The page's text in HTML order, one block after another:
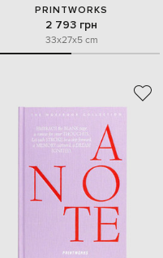
PRINTWORKS
2 793 грн
33x27x5 cm